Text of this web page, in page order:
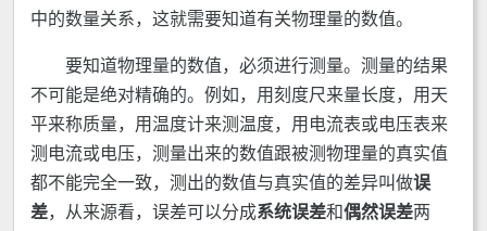
中的数量关系，这就需要知道有关物理量的数值。
要知道物理量的数值，必须进行测量。测量的结果
不可能是绝对精确的。例如，用刻度尺来量长度，用天
平来称质量，用温度计来测温度，用电流表或电压表来
测电流或电压，测量出来的数值跟被测物理量的真实值
都不能完全一致，测出的数值与真实值的差异叫做误
差，从来源看，误差可以分成系统误差和偶然误差两